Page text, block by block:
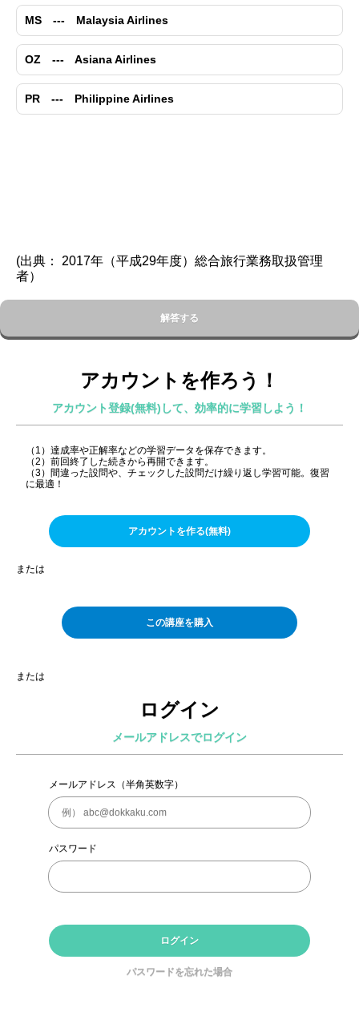
MS --- Malaysia Airlines
OZ --- Asiana Airlines
PR --- Philippine Airlines
(出典： 2017年（平成29年度）総合旅行業務取扱管理
者）
解答する
アカウントを作ろう！
アカウント登録(無料)して、効率的に学習しよう！
（1）達成率や正解率などの学習データを保存できます。
（2）前回終了した続きから再開できます。
（3）間違った設問や、チェックした設問だけ繰り返し学習可能。復習
に最適！
アカウントを作る(無料)
または
この講座を購入
または
ログイン
メールアドレスでログイン
メールアドレス（半角英数字）
パスワード
ログイン
パスワードを忘れた場合